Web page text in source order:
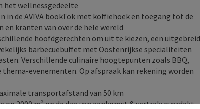
het wellnessgedeelte
de AVIVA bookTok met koffiehoek en toegang tot de
kranten van over de hele wereld
hoofdgerechten om uit te kiezen, een uitgebreid
barbecuebuffet met Oostenrijkse specialiteiten
Verschillende culinaire hoogtepunten zoals BBQ,
thema-evenementen. Op afspraak kan rekening worden
transportafstand van 50 km
2000 m² op de dag van aankomst & vertrek: overdekt